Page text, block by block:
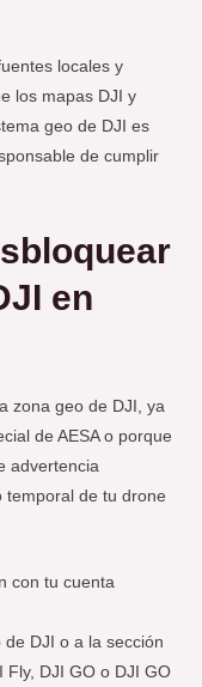
locales y
los mapas DJI y
geo de DJI es
de cumplir
en
zona geo de DJI, ya
de AESA o porque
advertencia
temporal de tu drone
con tu cuenta
DJI o a la sección
Fly, DJI GO o DJI GO